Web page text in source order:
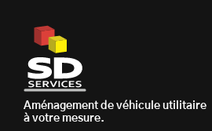
Aménagement de véhicule utilitaire
à votre mesure.